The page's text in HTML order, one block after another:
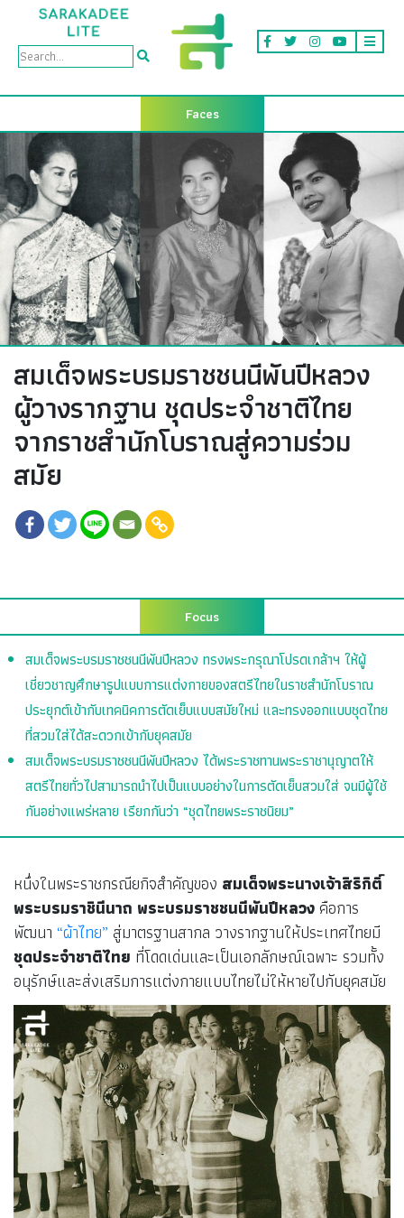
Faces
สมเด็จพระบรมราชชนนีพันปีหลวง
ผู้วางรากฐาน ชุดประจำชาติไทย
จากราชสำนักโบราณสู่ความร่วม
สมัย
Focus
สมเด็จพระบรมราชชนนีพันปีหลวง ทรงพระกรุณาโปรดเกล้าฯ ให้ผู้
เชี่ยวชาญศึกษารูปแบบการแต่งกายของสตรีไทยในราชสำนักโบราณ
ประยุกต์เข้ากับเทคนิคการตัดเย็บแบบสมัยใหม่ และทรงออกแบบชุดไทย
ที่สวมใส่ได้สะดวกเข้ากับยุคสมัย
สมเด็จพระบรมราชชนนีพันปีหลวง ได้พระราชทานพระราชานุญาตให้
สตรีไทยทั่วไปสามารถนำไปเป็นแบบอย่างในการตัดเย็บสวมใส่ จนมีผู้ใช้
กันอย่างแพร่หลาย เรียกกันว่า “ชุดไทยพระราชนิยม”
หนึ่งในพระราชกรณียกิจสำคัญของ สมเด็จพระนางเจ้าสิริกิติ์
พระบรมราชินีนาถ พระบรมราชชนนีพันปีหลวงคือการ
พัฒนา “ผ้าไทย” สู่มาตรฐานสากล วางรากฐานให้ประเทศไทยมี
ชุดประจำชาติไทย ที่โดดเด่นและเป็นเอกลักษณ์เฉพาะ รวมทั้ง
อนุรักษ์และส่งเสริมการแต่งกายแบบไทยไม่ให้หายไปกับยุคสมัย